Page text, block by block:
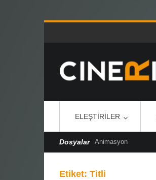
ELEŞTIRILER
Dosyalar Animasyon
Etiket: Titli